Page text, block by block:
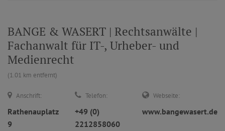
BANGE & WASERT | Rechtsanwälte |
Fachanwalt für IT-, Urheber- und
Medienrecht
(1.01 km entfernt)
Anschrift:
Rathenauplatz
9
Telefon:
+49 (0)
2212858060
Webseite:
www.bangewasert.de